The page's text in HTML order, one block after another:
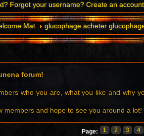
Forgot your username? Create an account
Mat glucophage acheter
forum!
who you are, what you like and why
members and hope to see you around a lot!
Page: 1 2 3 4